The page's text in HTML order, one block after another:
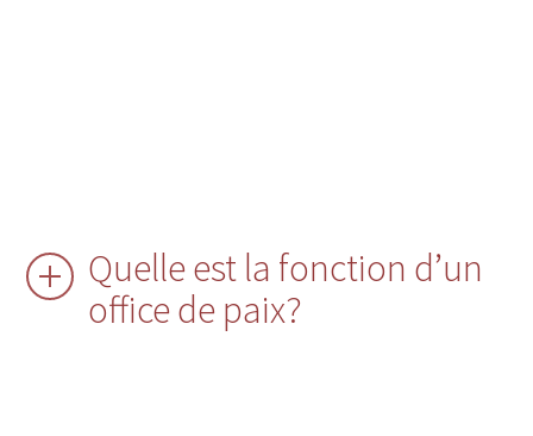
Quelle est la fonction d’un
office de paix?